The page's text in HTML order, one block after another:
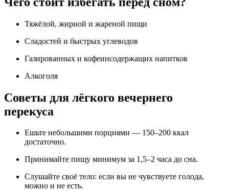
Тяжёлой, жирной и жареной пищи
Сладостей и быстрых углеводов
Газированных и кофеинсодержащих напитков
Алкоголя
Советы для лёгкого вечернего
перекуса
Ешьте небольшими порциями — 150–200 ккал
достаточно.
Принимайте пищу минимум за 1,5–2 часа до сна.
Слушайте своё тело: если вы не чувствуете голода,
можно и не есть.